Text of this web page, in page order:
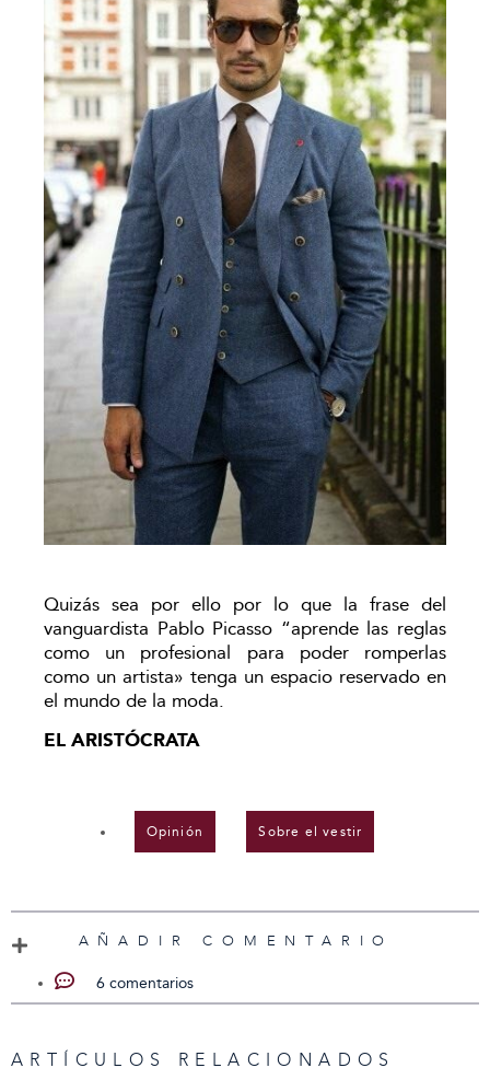
Quizás sea por ello por lo que la frase del
vanguardista Pablo Picasso “aprende las reglas
como un profesional para poder romperlas
como un artista» tenga un espacio reservado en
el mundo de la moda.
EL ARISTÓCRATA
Opinión Sobre el vestir
AÑADIR COMENTARIO
6 comentarios
ARTÍCULOS RELACIONADOS